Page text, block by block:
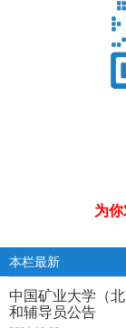
为你
本栏最新
中国矿业大学（
和辅导员公告